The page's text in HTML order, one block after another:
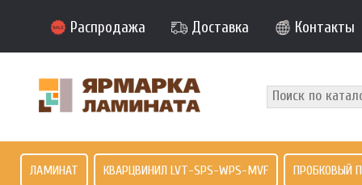
Распродажа Доставка Контакты
ЛАМИНАТ КВАРЦВИНИЛ LVT-SPS-WPS-MVF ПРОБКОВЫЙ